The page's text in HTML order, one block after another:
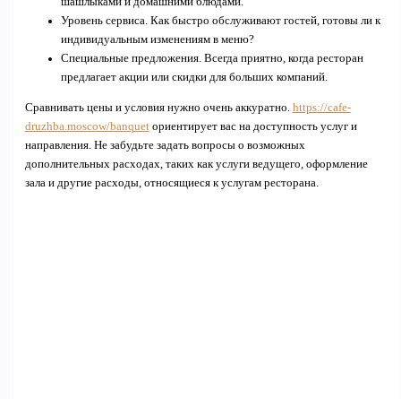
Уровень сервиса. Как быстро обслуживают гостей, готовы ли к
индивидуальным изменениям в меню?
Специальные предложения. Всегда приятно, когда ресторан
предлагает акции или скидки для больших компаний.
Сравнивать цены и условия нужно очень аккуратно. https://cafe-
druzhba.moscow/banquetориентирует вас на доступность услуг и
направления. Не забудьте задать вопросы о возможных
дополнительных расходах, таких как услуги ведущего, оформление
зала и другие расходы, относящиеся к услугам ресторана.